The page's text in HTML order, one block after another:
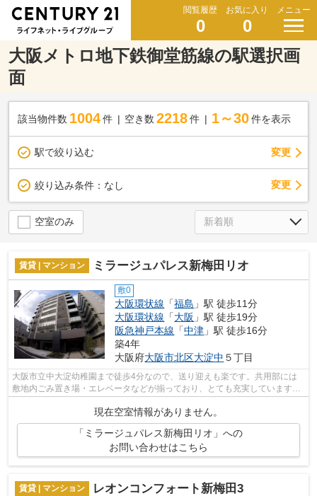
閲覧履歴
0
お気に入り
0
メニュー
大阪メトロ地下鉄御堂筋線の駅選択画
面
該当物件数 1004件 空き数 2218 件 1～30 件を表示
駅で絞り込む 変更
絞り込み条件： なし 変更
空室のみ
賃貸 | マンション ミラージュパレス新梅田リオ
敷0
大阪環状線 「福島 」駅 徒歩11分
大阪環状線 「大阪 」駅 徒歩19分
阪急神戸本線 「中津 」駅 徒歩16分
築4年
大阪府大阪市北区大淀中 ５丁目
大阪市立中大淀幼稚園まで徒歩4分なので、送り迎えも楽です。共用部には
敷地内ごみ置き場・エレベータなどが揃っており、とても充実しています。
現在空室情報がありません。
「ミラージュパレス新梅田リオ」への
お問い合わせはこちら
賃貸 | マンション レオンコンフォート新梅田3